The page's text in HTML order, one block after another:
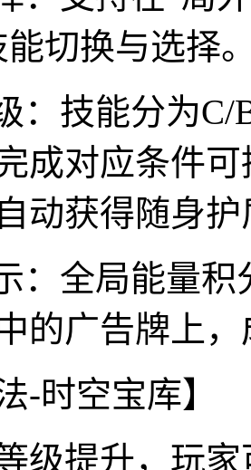
能切换与选择
：技能分为
成对应条件
动获得随身
：全局能量
的广告牌上
-时空宝库】
级提升，玩